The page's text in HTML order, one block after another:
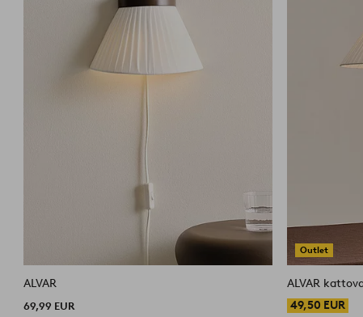
ALVAR
69,99 EUR
Outlet
ALVAR
49,50 EUR